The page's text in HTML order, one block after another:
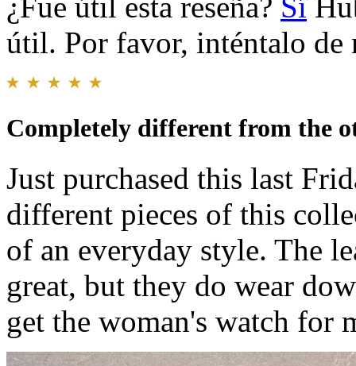
útil. Por favor, inténtalo de
Completely different from the
Just purchased this last
different pieces of this
of an everyday style. The
great, but they do wear
get the woman's watch for